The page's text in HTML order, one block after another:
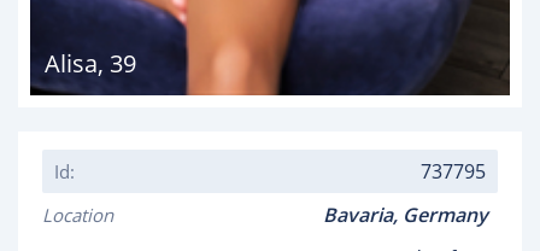
Alisa, 39
Id: 737795
Location Bavaria, Germany